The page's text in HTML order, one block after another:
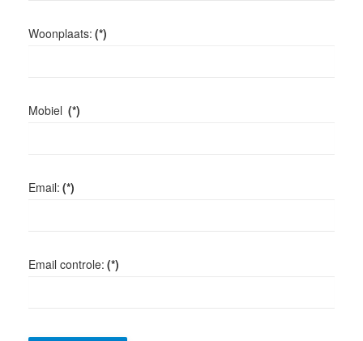
Woonplaats: (*)
Mobiel (*)
Email: (*)
Email controle: (*)